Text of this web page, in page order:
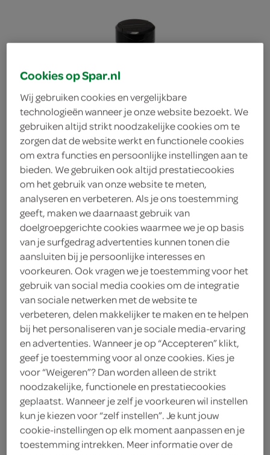
Spar zwarte peper
Spar
0.
79
40 Gram
Let op: aanbiedingen zijn niet zichtbaar bij de
producten, maar worden wél automatisch
verwerkt in de winkelmand.
Cookies op Spar.nl
Wij gebruiken cookies en vergelijkbare
technologieën wanneer je onze website bezoekt. We
gebruiken altijd strikt noodzakelijke cookies om te
zorgen dat de website werkt en functionele cookies
om extra functies en persoonlijke instellingen aan te
bieden. We gebruiken ook altijd prestatiecookies
om het gebruik van onze website te meten,
analyseren en verbeteren. Als je ons toestemming
geeft, maken we daarnaast gebruik van
doelgroepgerichte cookies waarmee we je op basis
van je surfgedrag advertenties kunnen tonen die
aansluiten bij je persoonlijke interesses en
voorkeuren. Ook vragen we je toestemming voor het
gebruik van social media cookies om de integratie
van sociale netwerken met de website te
verbeteren, delen makkelijker te maken en te helpen
bij het personaliseren van je sociale media-ervaring
en advertenties. Wanneer je op “Accepteren” klikt,
geef je toestemming voor al onze cookies. Kies je
voor “Weigeren”? Dan worden alleen de strikt
noodzakelijke, functionele en prestatiecookies
geplaatst. Wanneer je zelf je voorkeuren wil instellen
kun je kiezen voor “zelf instellen”. Je kunt jouw
cookie-instellingen op elk moment aanpassen en je
toestemming intrekken. Meer informatie over de